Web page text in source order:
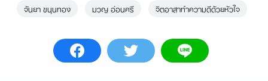
จันยา ขนุนทอง
มวญ อ่อนศรี จิตอาสาทำความดีด้วยหัวใจ